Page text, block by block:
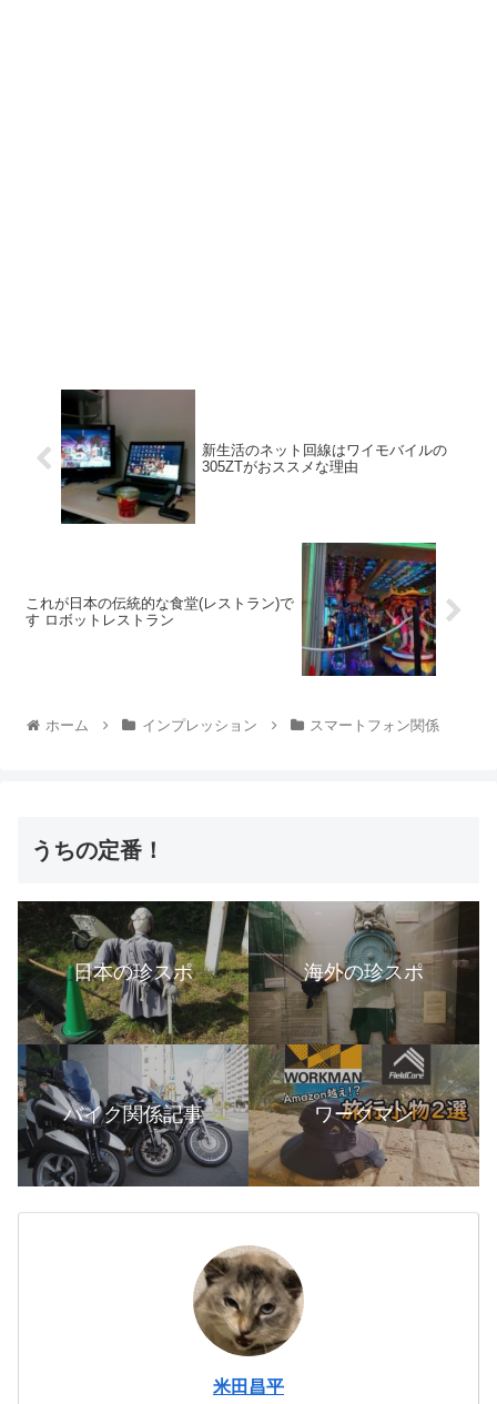
新生活のネット回線はワイモバイルの
305ZTがおススメな理由
これが日本の伝統的な食堂(レストラン)で
す ロボットレストラン
ホーム インプレッション スマートフォン関係
うちの定番！
日本の珍スポ 海外の珍スポ
バイク関係記事 ワークマン
米田昌平